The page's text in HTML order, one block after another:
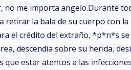
me importa angelo.Durante
la bala de su cuerpo con
el crédito del extraño, *p*n*s
descendía sobre su herida,
estar atentos a las